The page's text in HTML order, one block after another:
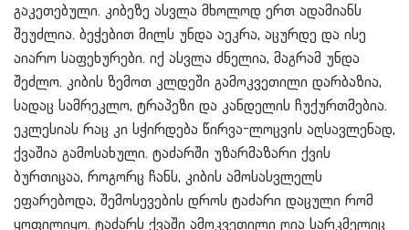
გაკეთებული. კიბეზე ასვლა მხოლოდ ერთ ადამიანს
შეუძლია. ბეჭებით მილს უნდა აეკრა, აცურდე და ისე
აიარო საფეხურები. იქ ასვლა ძნელია, მაგრამ უნდა
შეძლო. კიბის ზემოთ კლდეში გამოკვეთილი დარბაზია,
სადაც სამრეკლო, ტრაპეზი და კანდელის ჩუქურთმებია.
ეკლესიას რაც კი სჭირდება წირვა-ლოცვის აღსავლენად,
ქვაშია გამოსახული. ტაძარში უზარმაზარი ქვის
ბურთიცაა, როგორც ჩანს, კიბის ამოსასვლელს
ეფარებოდა, შემოსევების დროს ტაძარი დაცული რომ
ყოფილიყო. ტაძარს ქვაში ამოკვეთილი ღია სარკმელიც